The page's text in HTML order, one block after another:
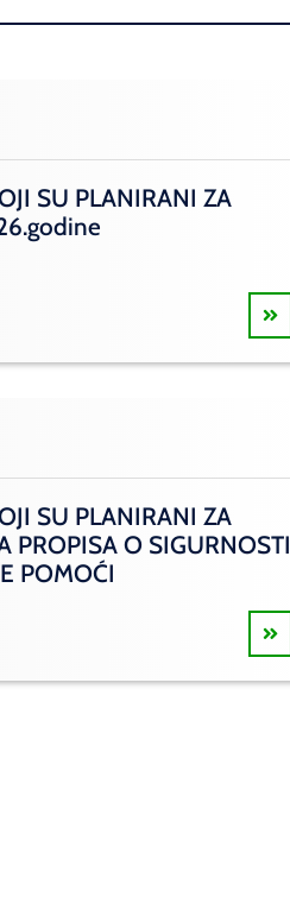
SU PLANIRANI ZA
SU PLANIRANI ZA
PROPISA O SIGURNOSTI
POMOĆI